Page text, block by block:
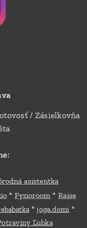
/ Zásielkovňa
asistentka
* Fyzioroom* Raise
*joga.domi *
Ľubka